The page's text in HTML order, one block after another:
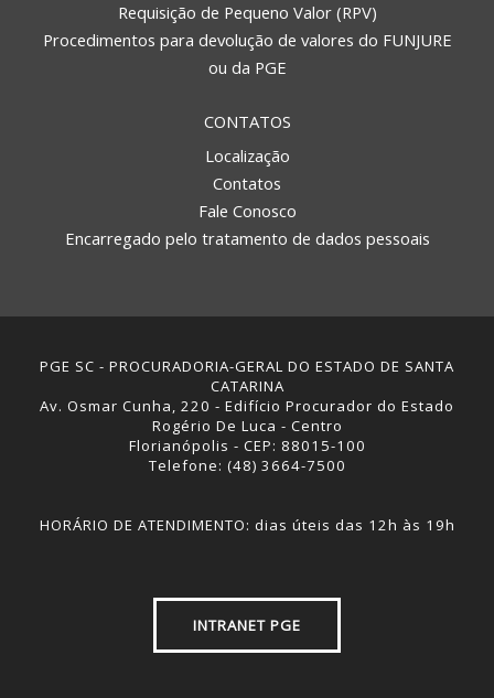
Requisição de Pequeno Valor (RPV)
Procedimentos para devolução de valores do FUNJURE
ou da PGE
CONTATOS
Localização
Contatos
Fale Conosco
Encarregado pelo tratamento de dados pessoais
PGE SC - PROCURADORIA-GERAL DO ESTADO DE SANTA
CATARINA
Av. Osmar Cunha, 220 - Edifício Procurador do Estado
Rogério De Luca - Centro
Florianópolis - CEP: 88015-100
Telefone: (48) 3664-7500
HORÁRIO DE ATENDIMENTO: dias úteis das 12h às 19h
INTRANET PGE